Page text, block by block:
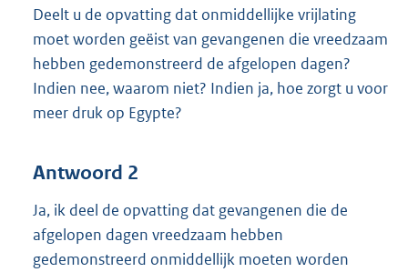
Deelt u de opvatting dat onmiddellijke vrijlating
moet worden geëist van gevangenen die vreedzaam
hebben gedemonstreerd de afgelopen dagen?
Indien nee, waarom niet? Indien ja, hoe zorgt u voor
meer druk op Egypte?
Antwoord 2
Ja, ik deel de opvatting dat gevangenen die de
afgelopen dagen vreedzaam hebben
gedemonstreerd onmiddellijk moeten worden